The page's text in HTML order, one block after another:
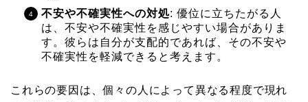
不安や不確実性への対処: 優位に立ちたがる人
は、不安や不確実性を感じやすい場合がありま
す。彼らは自分が支配的であれば、その不安や
不確実性を軽減できると考えます。
これらの要因は、個々の人によって異なる程度で現れ